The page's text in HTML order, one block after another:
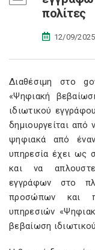
πολίτες
12/09/2025
Διαθέσιμη στο
«Ψηφιακή
ιδιωτικού
δημιουργείται
ψηφιακά από
υπηρεσία έχει ως
και να
εγγράφων στο
προσώπων και
υπηρεσιών
βεβαίωση